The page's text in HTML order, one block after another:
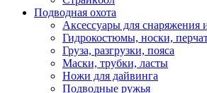
Подводная охота
Аксессуары для снаряжения
Гидрокостюмы, носки,
Груза, разгрузки, пояса
Маски, трубки, ласты
Ножи для дайвинга
Подводные ружья